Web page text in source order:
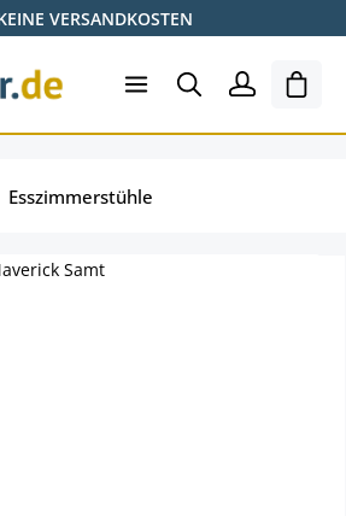
VERSANDKOSTEN
Esszimmerstühle